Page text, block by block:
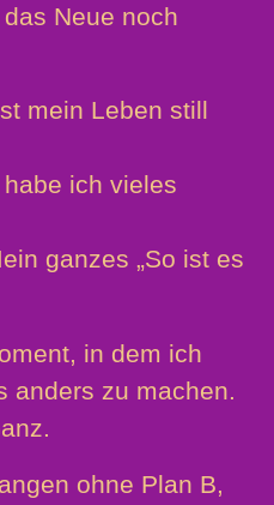
Neue noch
mein Leben still
ich vieles
ganzes „So ist es
in dem ich
anders zu machen.
ohne Plan B,